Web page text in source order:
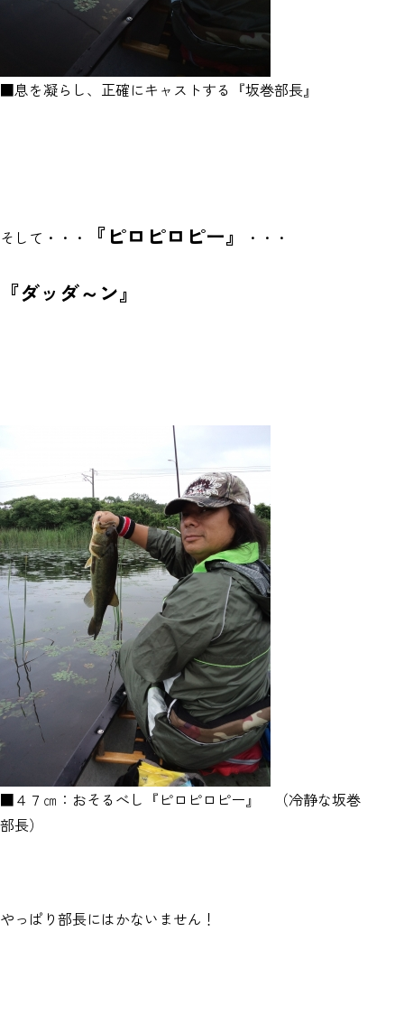
■息を凝らし、正確にキャストする『坂巻部長』
そして・・・ 『ピロピロピー』 ・・・
『ダッダ～ン』
■４７㎝：おそるべし『ピロピロピー』 （冷静な坂巻
部長）
やっぱり部長にはかないません！